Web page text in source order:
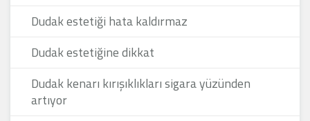
Dudak estetiği hata kaldırmaz
Dudak estetiğine dikkat
Dudak kenarı kırışıklıkları sigara yüzünden
artıyor